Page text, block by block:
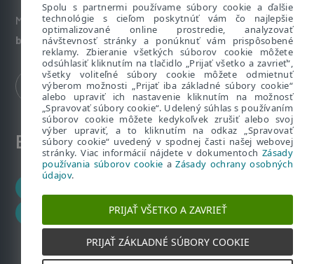
Máte nezodpovedané otázky? Napíšte nám:
bezpecnenanete@eset.sk
ESET zákaznícka zóna
ESET HOME
Spolu s partnermi používame súbory cookie a ďalšie
technológie s cieľom poskytnúť vám čo najlepšie
optimalizované online prostredie, analyzovať
návštevnosť stránky a ponúknuť vám prispôsobené
reklamy. Zbieranie všetkých súborov cookie môžete
odsúhlasiť kliknutím na tlačidlo „Prijať všetko a zavrieť“,
všetky voliteľné súbory cookie môžete odmietnuť
výberom možnosti „Prijať iba základné súbory cookie“
alebo upraviť ich nastavenie kliknutím na možnosť
„Spravovať súbory cookie“. Udelený súhlas s používaním
súborov cookie môžete kedykoľvek zrušiť alebo svoj
výber upraviť, a to kliknutím na odkaz „Spravovať
súbory cookie“ uvedený v spodnej časti našej webovej
stránky. Viac informácií nájdete v dokumentoch Zásady
používania súborov cookie aZásady ochrany osobných
údajov.
PRIJAŤ VŠETKO A ZAVRIEŤ
PRIJAŤ ZÁKLADNÉ SÚBORY COOKIE